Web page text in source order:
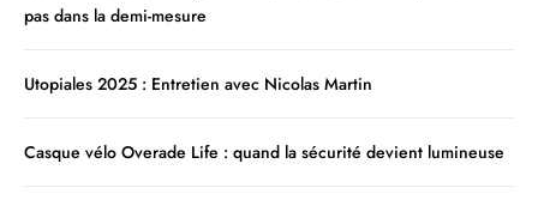
pas dans la demi-mesure
Utopiales 2025 : Entretien avec Nicolas Martin
Casque vélo Overade Life : quand la sécurité devient lumineuse